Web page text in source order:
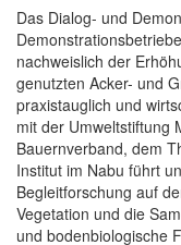
Das Dialog- und
nachweislich der
genutzten Acker- und
praxistauglich und
mit der Umweltstiftung
Bauernverband, dem
Institut im Nabu führt
Begleitforschung auf
Vegetation und die
und bodenbiologische